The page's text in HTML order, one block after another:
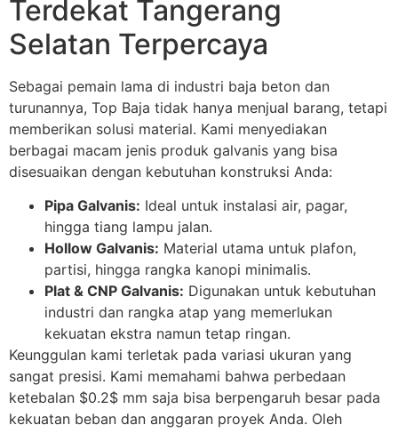
Terdekat Tangerang
Selatan Terpercaya
Sebagai pemain lama di industri baja beton dan
turunannya, Top Baja tidak hanya menjual barang, tetapi
memberikan solusi material. Kami menyediakan
berbagai macam jenis produk galvanis yang bisa
disesuaikan dengan kebutuhan konstruksi Anda:
Pipa Galvanis: Ideal untuk instalasi air, pagar,
hingga tiang lampu jalan.
Hollow Galvanis: Material utama untuk plafon,
partisi, hingga rangka kanopi minimalis.
Plat & CNP Galvanis: Digunakan untuk kebutuhan
industri dan rangka atap yang memerlukan
kekuatan ekstra namun tetap ringan.
Keunggulan kami terletak pada variasi ukuran yang
sangat presisi. Kami memahami bahwa perbedaan
ketebalan $0.2$ mm saja bisa berpengaruh besar pada
kekuatan beban dan anggaran proyek Anda. Oleh